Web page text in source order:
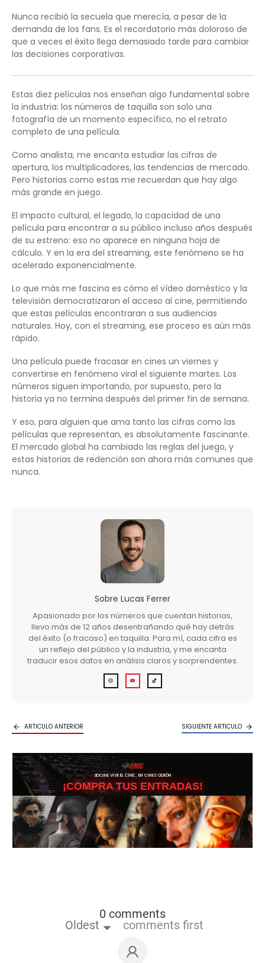
Nunca recibió la secuela que merecía, a pesar de la
demanda de los fans. Es el recordatorio más doloroso de
que a veces el éxito llega demasiado tarde para cambiar
las decisiones corporativas.
Estas diez películas nos enseñan algo fundamental sobre
la industria: los números de taquilla son solo una
fotografía de un momento específico, no el retrato
completo de una película.
Como analista, me encanta estudiar las cifras de
apertura, los multiplicadores, las tendencias de mercado.
Pero historias como estas me recuerdan que hay algo
más grande en juego.
El impacto cultural, el legado, la capacidad de una
película para encontrar a su público incluso años después
de su estreno: eso no aparece en ninguna hoja de
cálculo. Y en la era del streaming, este fenómeno se ha
acelerado exponencialmente.
Lo que más me fascina es cómo el vídeo doméstico y la
televisión democratizaron el acceso al cine, permitiendo
que estas películas encontraran a sus audiencias
naturales. Hoy, con el streaming, ese proceso es aún más
rápido.
Una película puede fracasar en cines un viernes y
convertirse en fenómeno viral el siguiente martes. Los
números siguen importando, por supuesto, pero la
historia ya no termina después del primer fin de semana.
Y eso, para alguien que ama tanto las cifras como las
películas que representan, es absolutamente fascinante.
El mercado global ha cambiado las reglas del juego, y
estas historias de redención son ahora más comunes que
nunca.
Sobre Lucas Ferrer
Apasionado por los números que cuentan historias,
llevo más de 12 años desentrañando qué hay detrás
del éxito (o fracaso) en taquilla. Para mí, cada cifra es
un reflejo del público y la industria, y me encanta
traducir esos datos en análisis claros y sorprendentes.
ARTICULO ANTERIOR SIGUIENTE ARTICULO
3DCINE VIVE EL CINE… EN CINES ODEÓN
¡COMPRA TUS ENTRADAS!
0 comments
Oldest comments first